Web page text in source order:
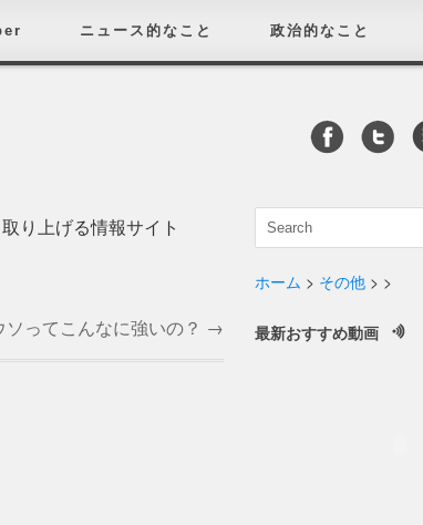
ニュース的なこと 政治的なこと
り上げる情報サイト
ホーム > その他 > >
ソってこんなに強いの？ → 最新おすすめ動画